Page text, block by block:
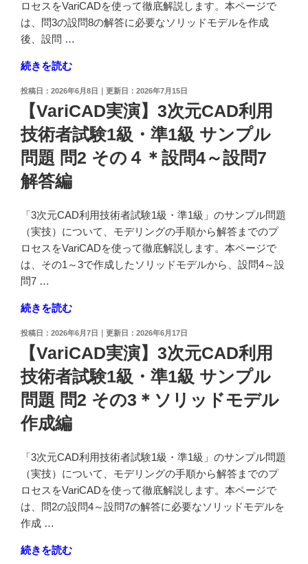
問
題
問
設
問
12"
の
術
者
試
験
級・
1
級
サ
ン
プ
ル
問
題
問
3
問
の
ロセスをVariCADを使って徹底解説します。本ページで
は、問3の設問8の解答に必要なソリッドモデルを作成
後、設問 …
"【VariCAD
演】
次
元
CAD
利
技
術
者
試
験
級・
準
級
サ
ン
プ
ル
題
問
3
設
問
8"
続きを読む
投
2026年6月8日 2026年7月15日
【VariCAD実演】3次元CAD利用
技術者試験1級・準1級 サンプル
問題 問2 その４＊設問4～設問7
解答編
「3次元CAD利用技術者試験1級・準1級」のサンプル問題
（実技）について、モデリングの手順から解答までのプ
ロセスをVariCADを使って徹底解説します。本ページで
は、その1～3で作成したソリッドモデルから、設問4～設
問7 …
"【VariCAD
演】
次
元
CAD
利
技
術
者
試
験
級・
続きを読む
投
2026年6月7日 2026年6月17日
【VariCAD実演】3次元CAD利用
技術者試験1級・準1級 サンプル
問題 問2 その3＊ソリッドモデル
作成編
「3次元CAD利用技術者試験1級・準1級」のサンプル問題
（実技）について、モデリングの手順から解答までのプ
ロセスをVariCADを使って徹底解説します。本ページで
は、問2の設問4～設問7の解答に必要なソリッドモデルを
作成 …
"【VariCAD
続きを読む